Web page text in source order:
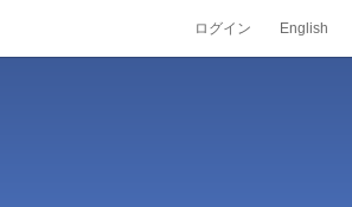
ログイン English